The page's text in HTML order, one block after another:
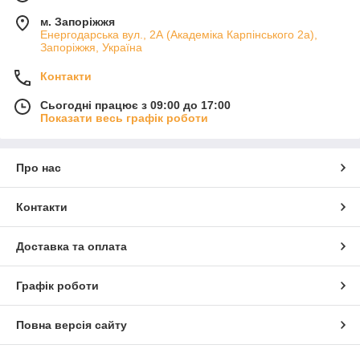
м. Запоріжжя
Енергодарська вул., 2А (Академіка Карпінського 2а),
Запоріжжя, Україна
Контакти
Сьогодні працює з 09:00 до 17:00
Показати весь графік роботи
Про нас
Контакти
Доставка та оплата
Графік роботи
Повна версія сайту